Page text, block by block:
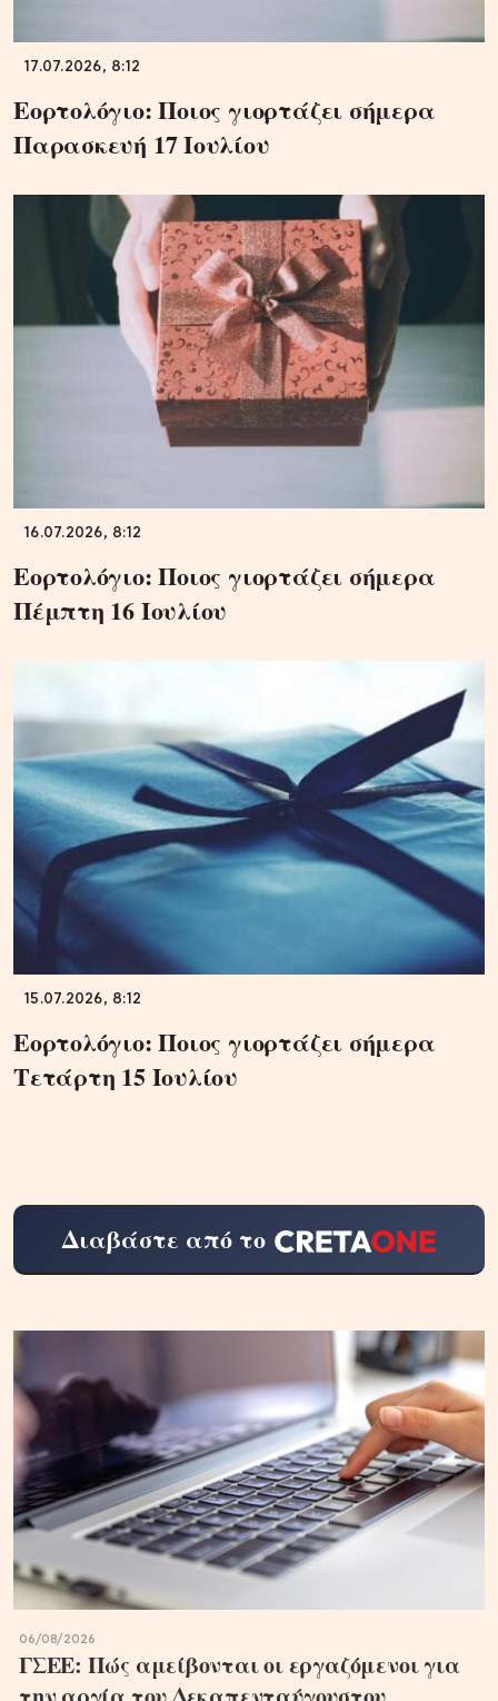
17.07.2026, 8:12
Εορτολόγιο: Ποιος γιορτάζει σήμερα
Παρασκευή 17 Ιουλίου
16.07.2026, 8:12
Εορτολόγιο: Ποιος γιορτάζει σήμερα
Πέμπτη 16 Ιουλίου
15.07.2026, 8:12
Εορτολόγιο: Ποιος γιορτάζει σήμερα
Τετάρτη 15 Ιουλίου
Διαβάστε από το
06/08/2026
ΓΣΕΕ: Πώς αμείβονται οι εργαζόμενοι για